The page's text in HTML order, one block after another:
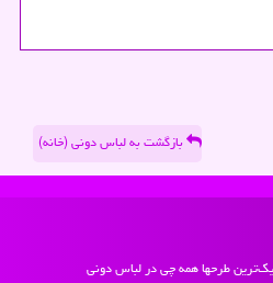
بازگشت به لباس دونی (خانه)
طرحها همه چی در لباس دونی